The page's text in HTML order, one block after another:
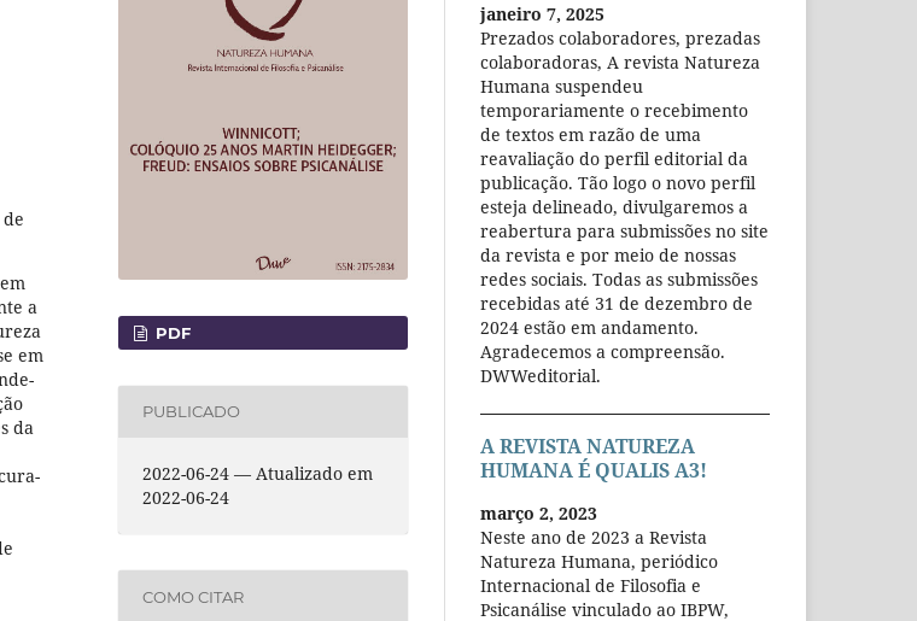
a
em
da
PDF
PUBLICADO
2022-06-24 — Atualizado em
2022-06-24
COMO CITAR
janeiro 7, 2025
Prezados colaboradores, prezadas
colaboradoras, A revista Natureza
Humana suspendeu
temporariamente o recebimento
de textos em razão de uma
reavaliação do perfil editorial da
publicação. Tão logo o novo perfil
esteja delineado, divulgaremos a
reabertura para submissões no site
da revista e por meio de nossas
redes sociais. Todas as submissões
recebidas até 31 de dezembro de
2024 estão em andamento.
Agradecemos a compreensão.
DWWeditorial.
A REVISTA NATUREZA
HUMANA É QUALIS A3!
março 2, 2023
Neste ano de 2023 a Revista
Natureza Humana, periódico
Internacional de Filosofia e
Psicanálise vinculado ao IBPW,